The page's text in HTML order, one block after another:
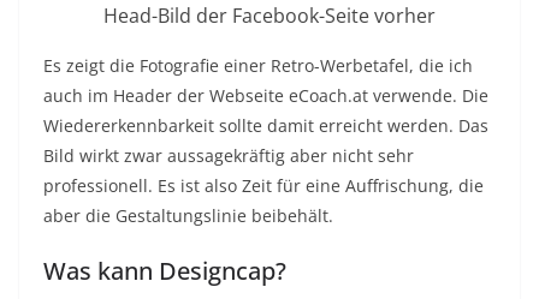
Head-Bild der Facebook-Seite vorher
Es zeigt die Fotografie einer Retro-Werbetafel, die ich
auch im Header der Webseite eCoach.at verwende. Die
Wiedererkennbarkeit sollte damit erreicht werden. Das
Bild wirkt zwar aussagekräftig aber nicht sehr
professionell. Es ist also Zeit für eine Auffrischung, die
aber die Gestaltungslinie beibehält.
Was kann Designcap?